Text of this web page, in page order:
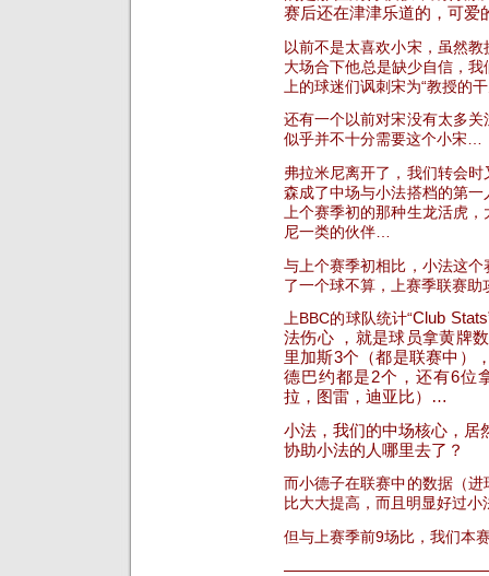
赛后还在津津乐道的，可爱
以前不是太喜欢小宋，虽然
大场合下他总是缺少自信，
上的球迷们讽刺宋为“教授的
还有一个以前对宋没有太多
似乎并不十分需要这个小宋…
弗拉米尼离开了，我们转会
森成了中场与小法搭档的第
上个赛季初的那种生龙活虎
尼一类的伙伴…
与上个赛季初相比，小法这
了一个球不算，上赛季联赛
上BBC的球队统计“Club Stats
法伤心 ，就是球员拿黄牌
里加斯3个（都是联赛中）
德巴约都是2个，还有6位
拉，图雷，迪亚比）…
小法，我们的中场核心，居
协助小法的人哪里去了？
而小德子在联赛中的数据（
比大大提高，而且明显好过小
但与上赛季前9场比，我们本